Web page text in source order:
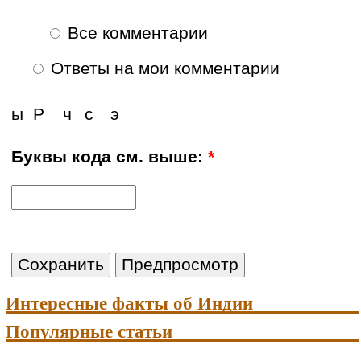
Все комментарии
Ответы на мои комментарии
ч с э
ы Р
Буквы кода см. выше:*
Интересные факты об Индии
Популярные статьи